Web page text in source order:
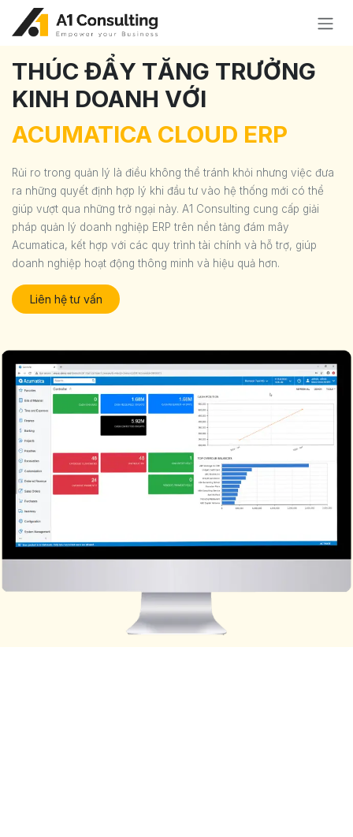
Bỏ qua để đến Nội dung
THÚC ĐẨY TĂNG TRƯỞNG
KINH DOANH VỚI
ACUMATICA CLOUD ERP
Rủi ro trong quản lý là điều không thể tránh khỏi nhưng việc đưa
ra những quyết định hợp lý khi đầu tư vào hệ thống mới có thể
giúp vượt qua những trở ngại này. A1 Consulting cung cấp giải
pháp quản lý doanh nghiệp ERP trên nền tảng đám mây
Acumatica, kết hợp với các quy trình tài chính và hỗ trợ, giúp
doanh nghiệp hoạt động thông minh và hiệu quả hơn.
Liên hệ tư vấn​​